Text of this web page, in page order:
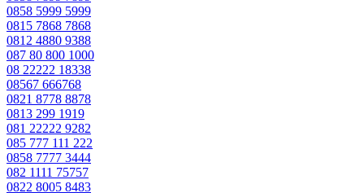
0858 5999 5999
0815 7868 7868
0812 4880 9388
087 80 800 1000
08 22222 18338
08567 666768
0821 8778 8878
0813 299 1919
081 22222 9282
085 777 111 222
0858 7777 3444
082 1111 75757
0822 8005 8483